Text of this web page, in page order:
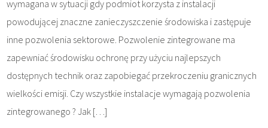
wymagana w sytuacji gdy podmiot korzysta z instalacji
powodującej znaczne zanieczyszczenie środowiska i zastępuje
inne pozwolenia sektorowe. Pozwolenie zintegrowane ma
zapewniać środowisku ochronę przy użyciu najlepszych
dostępnych technik oraz zapobiegać przekroczeniu granicznych
wielkości emisji. Czy wszystkie instalacje wymagają pozwolenia
zintegrowanego ? Jak […]